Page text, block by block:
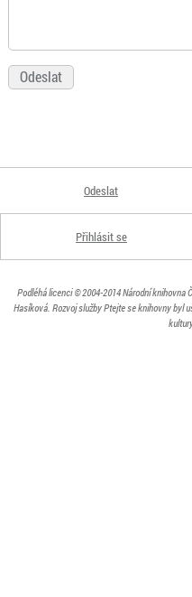
Odeslat
Přihlásit se
Podléhá licenci© 2004-2014Národní knihovna
Hasíková. Rozvoj služby Ptejte se knihovny byl